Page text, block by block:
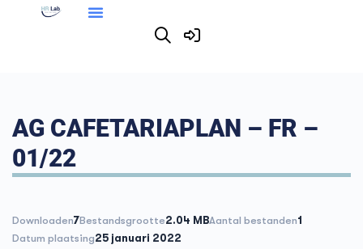
AG CAFETARIAPLAN – FR –
01/22
Downloaden7Bestandsgrootte2.04 MBAantal bestanden1
Datum plaatsing25 januari 2022